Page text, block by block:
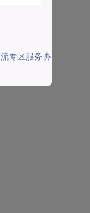
流专区服务协